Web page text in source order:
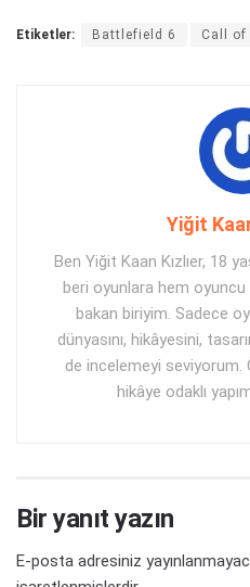
Etiketler: Battlefield 6 Call of
Yiğit
Ben Yiğit Kaan Kızlıer, 18
beri oyunlara hem oyuncu
bakan biriyim. Sadece
dünyasını, hikâyesini,
de incelemeyi seviyorum.
hikâye odaklı
Bir yanıt yazın
E-posta adresiniz